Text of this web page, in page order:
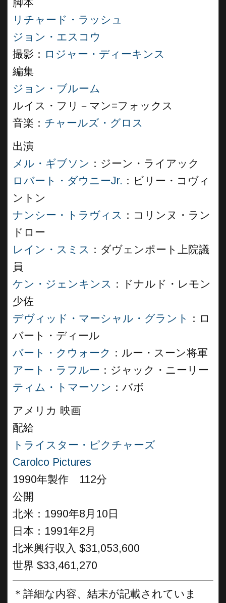
脚本
リチャード・ラッシュ
ジョン・エスコウ
撮影： ロジャー・ディーキンス
編集
ジョン・ブルーム
ルイス・フリ－マン=フォックス
音楽： チャールズ・グロス
出演
メル・ギブソン ：ジーン・ライアック
ロバート・ダウニーJr. ：ビリー・コヴィ
ントン
ナンシー・トラヴィス ：コリンヌ・ラン
ドロー
レイン・スミス ：ダヴェンポート上院議
員
ケン・ジェンキンス ：ドナルド・レモン
少佐
デヴィッド・マーシャル・グラント
：ロ
バート・ディール
バート・クウォーク ：ルー・スーン将軍
アート・ラフルー ：ジャック・ニーリー
ティム・トマーソン ：バボ
アメリカ 映画
配給
トライスター・ピクチャーズ
Carolco Pictures
1990年製作 112分
公開
北米：1990年8月10日
日本：1991年2月
北米興行収入 $31,053,600
世界 $33,461,270
＊詳細な内容、結末が記載されていま